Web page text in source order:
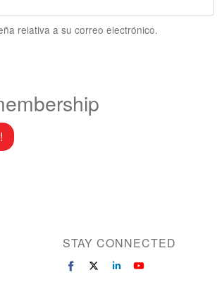
relativa a su correo electrónico.
STAY CONNECTED